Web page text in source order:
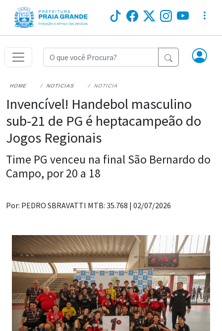
HOME NOTICIAS NOTICIA
Invencível! Handebol masculino
sub-21 de PG é heptacampeão do
Jogos Regionais
Time PG venceu na final São Bernardo do
Campo, por 20 a 18
Por: PEDRO SBRAVATTI MTB: 35.768 | 02/07/2026